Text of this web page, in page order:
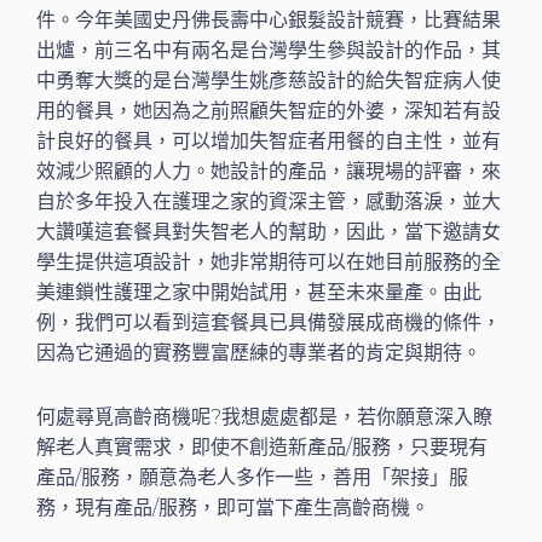
件。今年美國史丹佛長壽中心銀髮設計競賽，比賽結果
出爐，前三名中有兩名是台灣學生參與設計的作品，其
中勇奪大獎的是台灣學生姚彥慈設計的給失智症病人使
用的餐具，她因為之前照顧失智症的外婆，深知若有設
計良好的餐具，可以增加失智症者用餐的自主性，並有
效減少照顧的人力。她設計的產品，讓現場的評審，來
自於多年投入在護理之家的資深主管，感動落淚，並大
大讚嘆這套餐具對失智老人的幫助，因此，當下邀請女
學生提供這項設計，她非常期待可以在她目前服務的全
美連鎖性護理之家中開始試用，甚至未來量產。由此
例，我們可以看到這套餐具已具備發展成商機的條件，
因為它通過的實務豐富歷練的專業者的肯定與期待。
何處尋覓高齡商機呢?我想處處都是，若你願意深入瞭
解老人真實需求，即使不創造新產品/服務，只要現有
產品/服務，願意為老人多作一些，善用「架接」服
務，現有產品/服務，即可當下產生高齡商機。